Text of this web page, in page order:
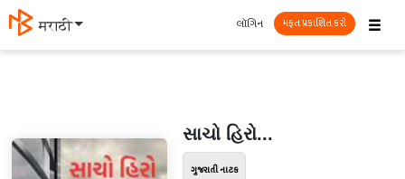
मराठी ☰
લૉગિન મફત પ્રકાશિત કરો
સાચો હિરો...
ગુજરાતી નાટક